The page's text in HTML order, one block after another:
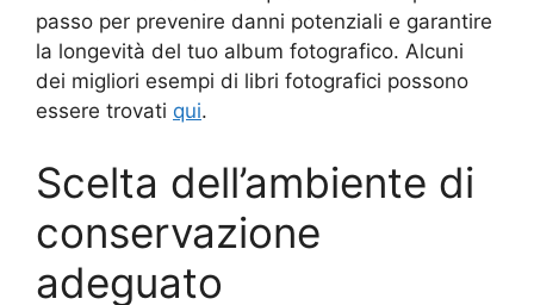
passo per prevenire danni potenziali e garantire
la longevità del tuo album fotografico. Alcuni
dei migliori esempi di libri fotografici possono
essere trovati qui.
Scelta dell’ambiente di
conservazione
adeguato